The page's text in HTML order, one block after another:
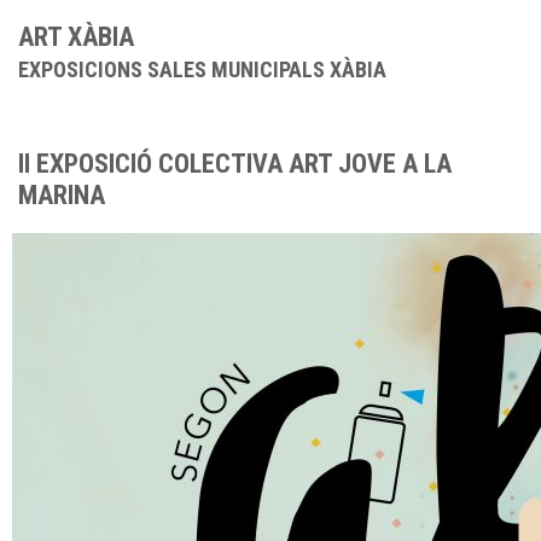
ART XÀBIA
EXPOSICIONS SALES MUNICIPALS XÀBIA
II EXPOSICIÓ COLECTIVA ART JOVE A LA
MARINA